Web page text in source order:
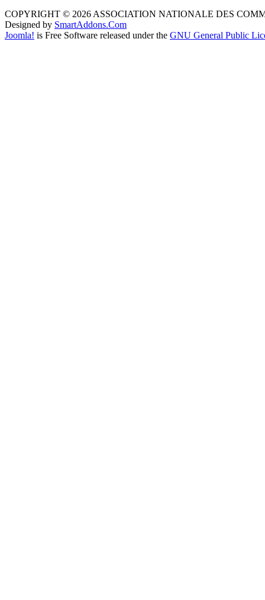
COPYRIGHT © 2026 ASSOCIATION NATIONALE DES
Designed by SmartAddons.Com
Joomla! is Free Software released under the GNU General Public